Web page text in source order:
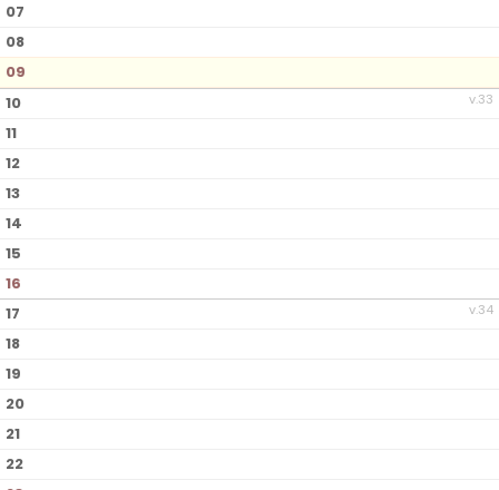
07
08
09
v.33
10
11
12
13
14
15
16
v.34
17
18
19
20
21
22